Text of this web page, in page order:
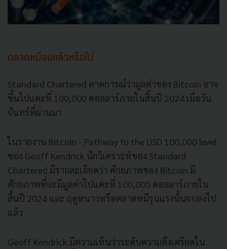
ตลาดหมีจบแล้วหรือไม่
Standard Chartered คาดการณ์ว่ามูลค่าของ Bitcoin อาจ
ขึ้นไปแตะที่ 100,000 ดอลลาร์ภายในสิ้นปี 2024 เมื่อวัน
จันทร์ที่ผ่านมา
ในรายงาน Bitcoin - Pathway to the USD 100,000 level
ของ Geoff Kendrick นักวิเคราะห์ของ Standard
Chartered มีรายละเอียดว่า ศักยภาพของ Bitcoin มี
ศักยภาพที่จะมีมูลค่าไปแตะที่ 100,000 ดอลลาร์ภายใน
สิ้นปี 2024 และ ฤดูหนาวหรือตลาดหมีรุนแรงนั้นจบลงไป
แล้ว
Geoff Kendrick มีความเห็นว่าระดับความตึงเครียดใน